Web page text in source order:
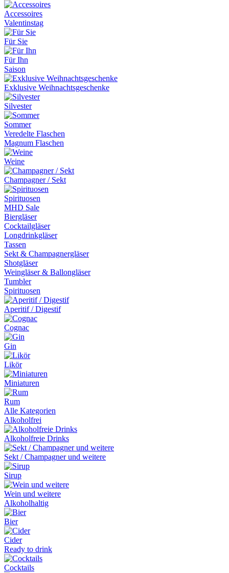
Accessoires
Valentinstag
Für Sie
Für Ihn
Saison
Exklusive Weihnachtsgeschenke
Silvester
Sommer
Veredelte Flaschen
Magnum Flaschen
Weine
Champagner / Sekt
Spirituosen
MHD Sale
Biergläser
Cocktailgläser
Longdrinkgläser
Tassen
Sekt & Champagnergläser
Shotgläser
Weingläser & Ballongläser
Tumbler
Spirituosen
Aperitif / Digestif
Cognac
Gin
Likör
Miniaturen
Rum
Alle Kategorien
Alkoholfrei
Alkoholfreie Drinks
Sekt / Champagner und weitere
Sirup
Wein und weitere
Alkoholhaltig
Bier
Cider
Ready to drink
Cocktails